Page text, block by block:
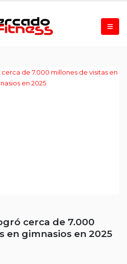
cerca de 7.000
en gimnasios en 2025